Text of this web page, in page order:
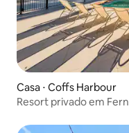
Casa ⋅ Coffs Harbour
Resort privado em